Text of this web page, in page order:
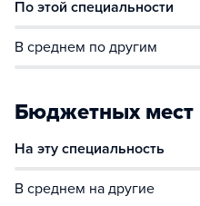
По этой специальности
В среднем по другим
Бюджетных мест
На эту специальность
В среднем на другие